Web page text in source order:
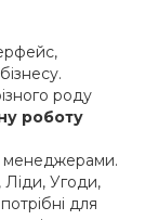
роду
роботу
менеджерами.
Ліди, Угоди,
для